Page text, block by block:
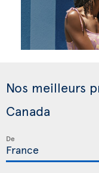
Nos meilleurs
Canada
De